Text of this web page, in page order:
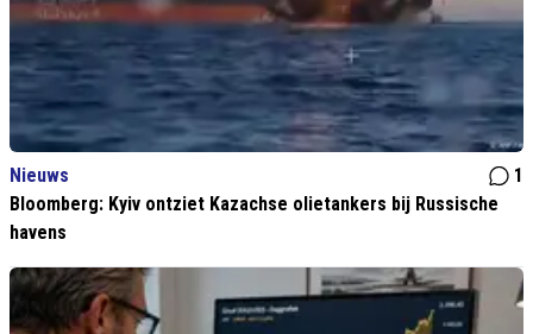
Nieuws
1
Bloomberg: Kyiv ontziet Kazachse olietankers bij Russische
havens